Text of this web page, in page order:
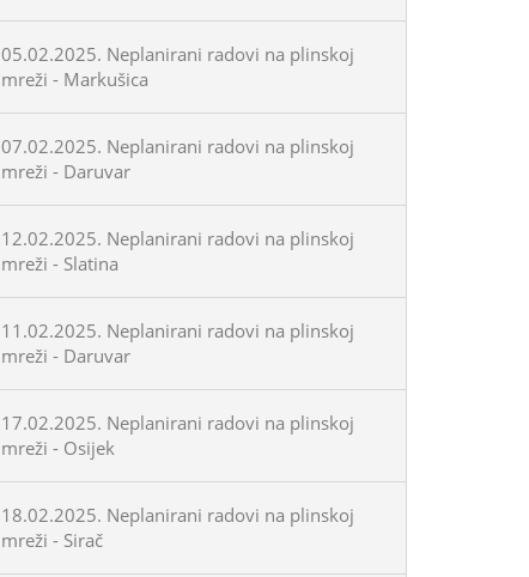
05.02.2025. Neplanirani radovi na plinskoj
mreži - Markušica
07.02.2025. Neplanirani radovi na plinskoj
mreži - Daruvar
12.02.2025. Neplanirani radovi na plinskoj
mreži - Slatina
11.02.2025. Neplanirani radovi na plinskoj
mreži - Daruvar
17.02.2025. Neplanirani radovi na plinskoj
mreži - Osijek
18.02.2025. Neplanirani radovi na plinskoj
mreži - Sirač